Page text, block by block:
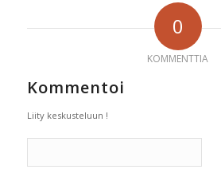
0
KOMMENTTIA
Kommentoi
Liity keskusteluun !